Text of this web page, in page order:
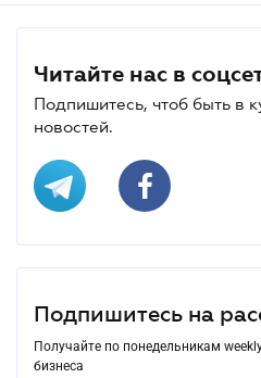
Читайте нас в
Подпишитесь, чтоб быть в
новостей.
Подпишитесь на
Получайте по понедельникам
бизнеса